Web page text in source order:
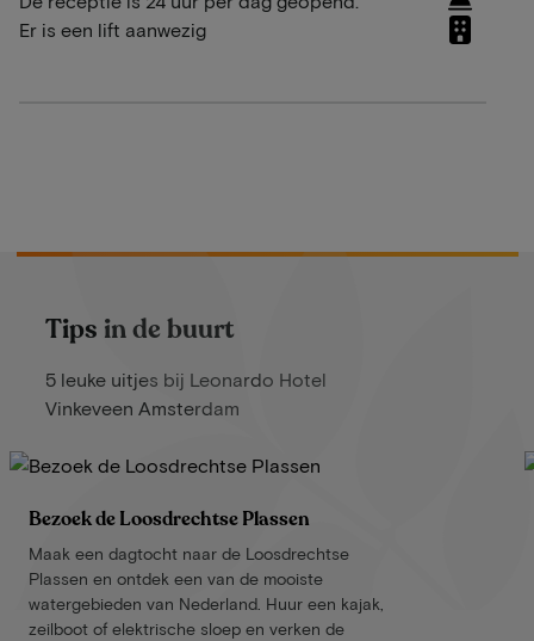
Er is een lift aanwezig
Tips in de buurt
5 leuke uitjes bij Leonardo Hotel
Vinkeveen Amsterdam
Bezoek de Loosdrechtse Plassen
Maak een dagtocht naar de Loosdrechtse
Plassen en ontdek een van de mooiste
watergebieden van Nederland. Huur een kajak,
zeilboot of elektrische sloep en verken de